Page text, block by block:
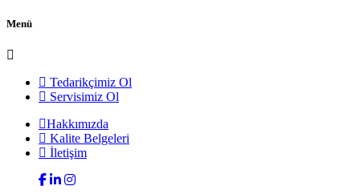
Menü
Tedarikçimiz Ol
Servisimiz Ol
Hakkımızda
Kalite Belgeleri
İletişim